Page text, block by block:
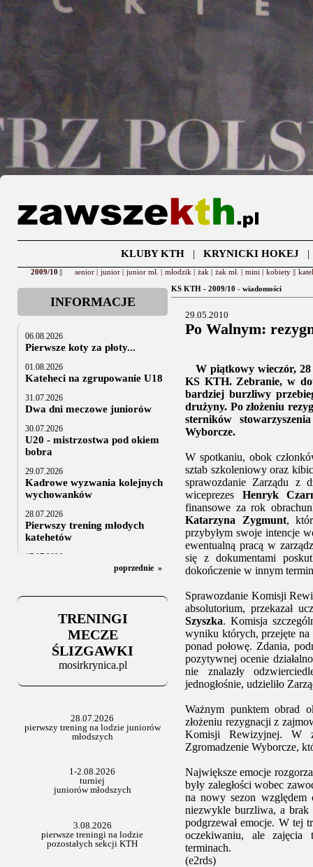
KLUBY KTH| KRYNICKI HOKEJ
2009/10 || senior | junior | junior mł. | młodzik | żak | żak mł. | mini | kobiety ||
INFORMACJE
06.08.2026
Pierwsze koty za płoty...
01.08.2026
Kateheci na zgrupowanie U18
31.07.2026
Dwa dni meczowe juniorów
30.07.2026
U20 - mistrzostwa pod okiem
bobra
29.07.2026
Kadrowe wyzwania kolejnych
wychowanków
28.07.2026
Pierwszy trening młodych
katehetów
17.07.2026
U20: z kraju i z zagranicy
Za trzy tygodnie na lód
06.07.2025
Stowarzyszenie po Walnym
poprzednie »
TRENINGI
MECZE
ŚLIZGAWKI
mosirkrynica.pl
KS KTH - 2009/10 - wiadomości
29.05.2010
Po Walnym:
W piątkowy wieczór, 28
KS KTH. Zebranie, w
bardziej burzliwy
drużyny. Po złożeniu
sterników
Wyborcze.
W spotkaniu, obok
sztab szkoleniowy oraz
sprawozdanie Zarządu z
wiceprezes Henryk
finansowe za rok
Katarzyna Zygmunt,
przybyłym swoje intencje
ewentualną pracą w
się z dokumentami
dokończenie w innym
Sprawozdanie Komisji
absolutorium, przekazał
Szyszka. Komisja
wyniku których, przejęte na
ponad połowę. Zdania,
pozytywnej ocenie
nie znalazły
jednogłośnie, udzieliło
Ważnym punktem obrad
złożeniu rezygnacji z
Komisji Rewizyjnej. W
Zgromadzenie Wyborcze,
Największe emocje
były zaległości wobec
na nowy sezon względem
niezwykle burzliwa, a brak
podgrzewał emocje. W tej
oczekiwaniu, ale zajęcia
terminach.
(e2rds)